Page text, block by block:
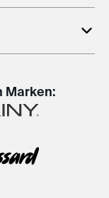
Marken: